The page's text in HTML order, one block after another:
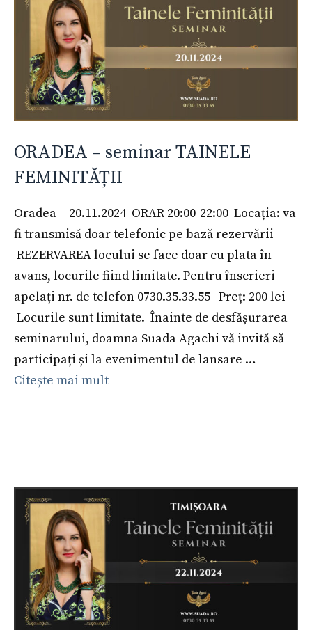
ORADEA – seminar TAINELE
FEMINITĂȚII
Oradea – 20.11.2024 ORAR 20:00-22:00 Locația: va
fi transmisă doar telefonic pe bază rezervării
REZERVAREA locului se face doar cu plata în
avans, locurile fiind limitate. Pentru înscrieri
apelați nr. de telefon 0730.35.33.55 Preț: 200 lei
Locurile sunt limitate. Înainte de desfășurarea
seminarului, doamna Suada Agachi vă invită să
participați și la evenimentul de lansare …
Citește mai mult